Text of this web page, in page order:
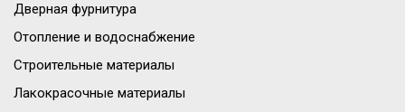
Дверная фурнитура
Отопление и водоснабжение
Строительные материалы
Лакокрасочные материалы